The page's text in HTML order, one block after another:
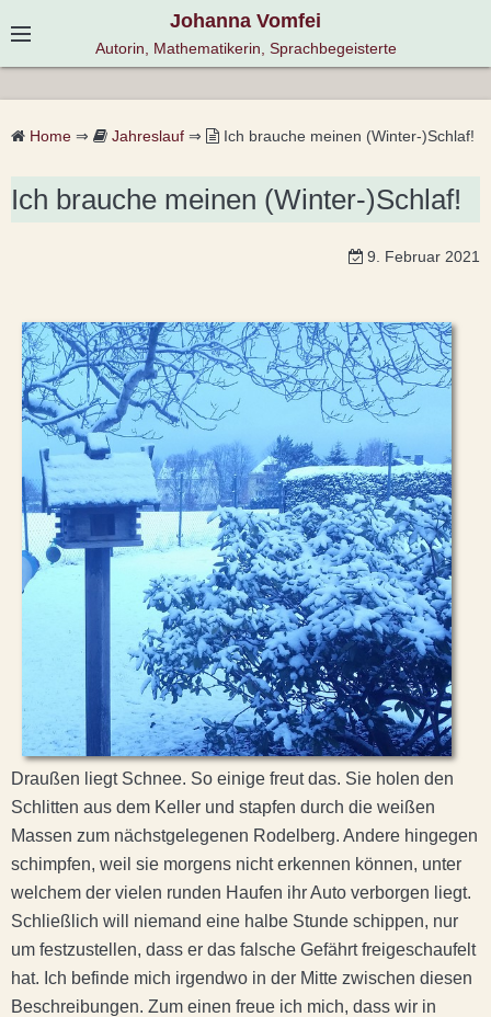
i
p
Johanna Vomfei
Autorin, Mathematikerin, Sprachbegeisterte
Home ⇒ Jahreslauf ⇒ Ich brauche meinen (Winter-)Schlaf!
Ich brauche meinen (Winter-)Schlaf!
9. Februar 2021
Draußen liegt Schnee. So einige freut das. Sie holen den
Schlitten aus dem Keller und stapfen durch die weißen
Massen zum nächstgelegenen Rodelberg. Andere hingegen
schimpfen, weil sie morgens nicht erkennen können, unter
welchem der vielen runden Haufen ihr Auto verborgen liegt.
Schließlich will niemand eine halbe Stunde schippen, nur
um festzustellen, dass er das falsche Gefährt freigeschaufelt
hat. Ich befinde mich irgendwo in der Mitte zwischen diesen
Beschreibungen. Zum einen freue ich mich, dass wir in